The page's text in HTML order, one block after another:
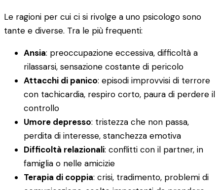
Le ragioni per cui ci si rivolge a uno psicologo sono
tante e diverse. Tra le più frequenti:
Ansia: preoccupazione eccessiva, difficoltà a
rilassarsi, sensazione costante di pericolo
Attacchi di panico: episodi improvvisi di terrore
con tachicardia, respiro corto, paura di perdere il
controllo
Umore depresso: tristezza che non passa,
perdita di interesse, stanchezza emotiva
Difficoltà relazionali: conflitti con il partner, in
famiglia o nelle amicizie
Terapia di coppia: crisi, tradimento, problemi di